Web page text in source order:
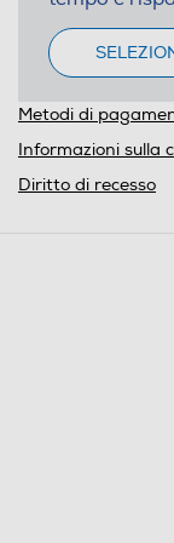
Metodi di
Informazioni sulla
Diritto di recesso